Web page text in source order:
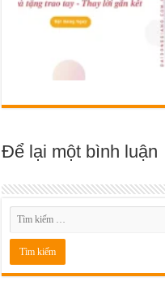
Để lại một bình luận